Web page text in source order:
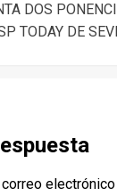
DOS
TODAY DE